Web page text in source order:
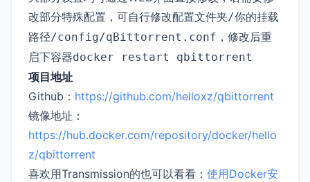
改部分特殊配置，可自行修改配置文件夹/你的挂载
路径/config/qBittorrent.conf ，修改后重
启下容器docker restart qbittorrent
项目地址
Github： https://github.com/helloxz/qbittorrent
镜像地址：
https://hub.docker.com/repository/docker/hello
z/qbittorrent
喜欢用Transmission的也可以看看： 使用Docker安